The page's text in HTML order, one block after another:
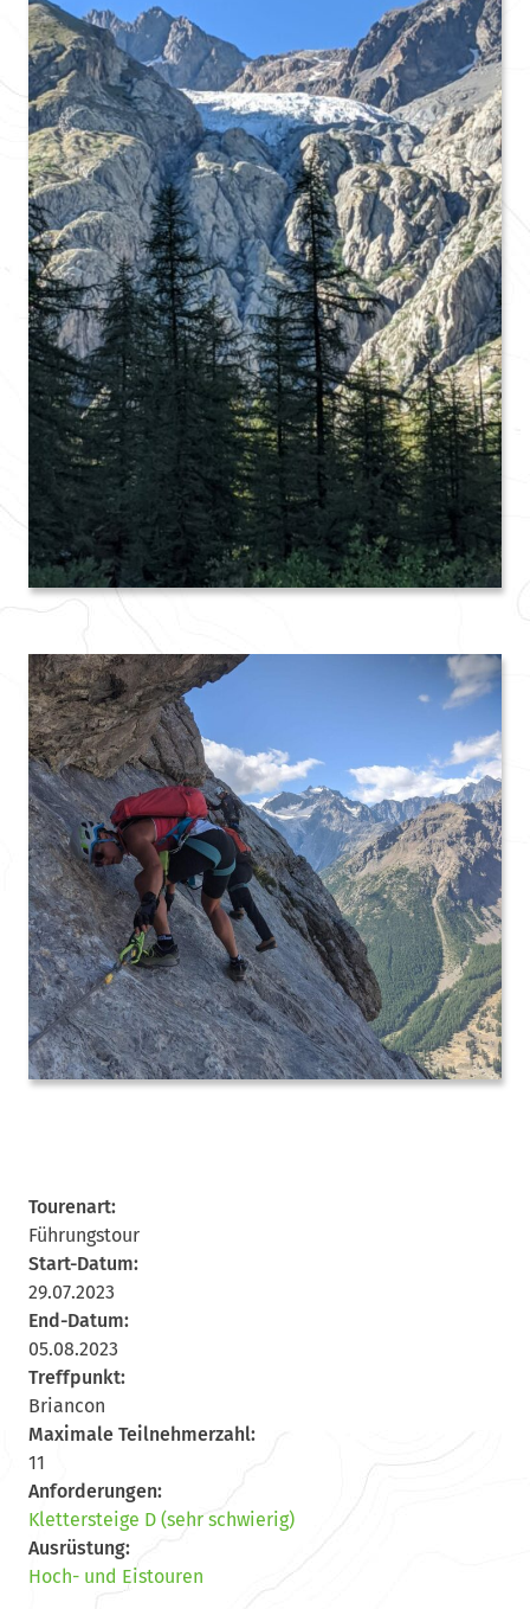
Tourenart:
Führungstour
Start-Datum:
29.07.2023
End-Datum:
05.08.2023
Treffpunkt:
Briancon
Maximale Teilnehmerzahl:
11
Anforderungen:
Klettersteige D (sehr schwierig)
Ausrüstung:
Hoch- und Eistouren